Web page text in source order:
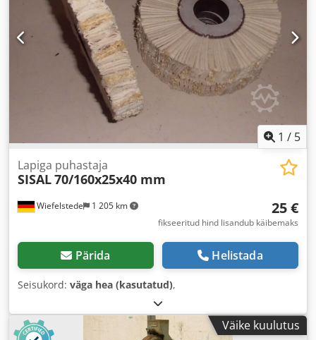
1 / 5
Wiefelstede 1 205 km
Lapiga puhastaja
SISAL70/160x25x40 mm
25 €
fikseeritud hind lisandub käibemaks
Pärida Helistada
Seisukord: väga hea (kasutatud),
Väike kuulutus